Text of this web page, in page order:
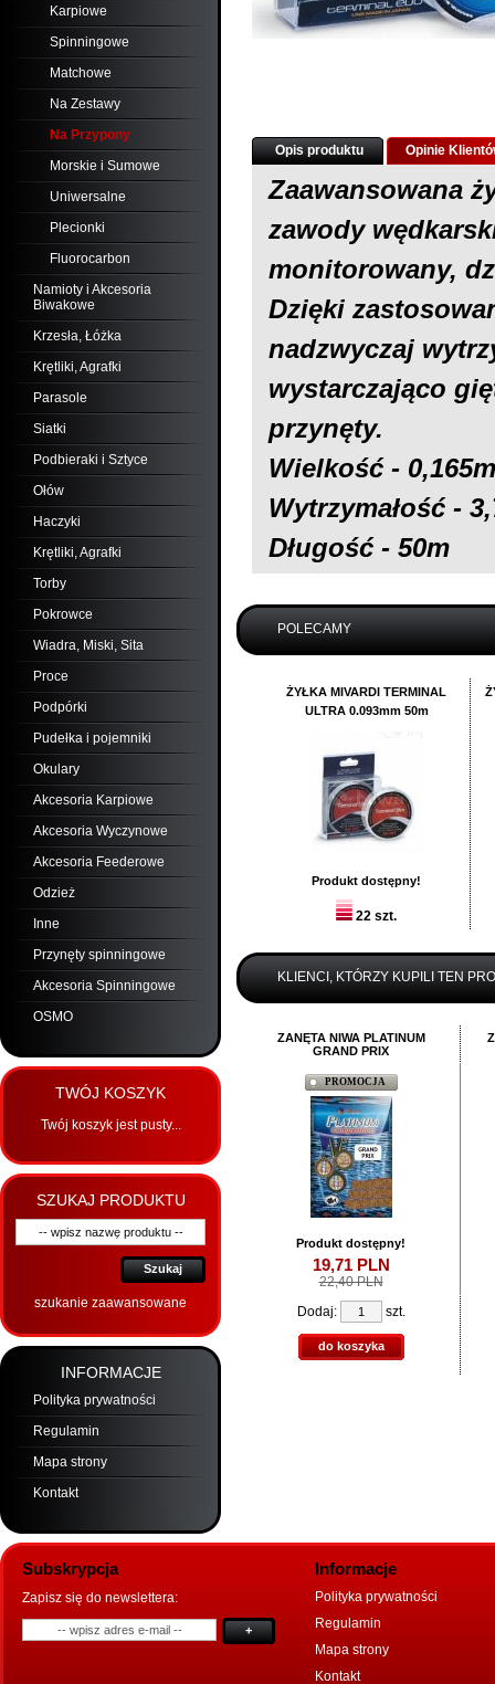
Karpiowe
Spinningowe
Matchowe
Na Zestawy
Na Przypony
Morskie i Sumowe
Uniwersalne
Plecionki
Fluorocarbon
Namioty i Akcesoria
Biwakowe
Krzesła, Łóżka
Krętliki, Agrafki
Parasole
Siatki
Podbieraki i Sztyce
Ołów
Haczyki
Krętliki, Agrafki
Torby
Pokrowce
Wiadra, Miski, Sita
Proce
Podpórki
Pudełka i pojemniki
Okulary
Akcesoria Karpiowe
Akcesoria Wyczynowe
Akcesoria Feederowe
Odzież
Inne
Przynęty spinningowe
Akcesoria Spinningowe
OSMO
TWÓJ KOSZYK
Twój koszyk jest pusty...
SZUKAJ PRODUKTU
Szukaj
szukanie zaawansowane
INFORMACJE
Polityka prywatności
Regulamin
Mapa strony
Kontakt
Opis produktu Opinie
Zaawansowana
zawody
monitorowany,
Dzięki
nadzwyczaj
wystarczająco
przynęty.
Wielkość -
Wytrzymałość -
Długość - 50m
POLECAMY
ŻYŁKA MIVARDI TERMINAL
ULTRA 0.093mm 50m
Produkt dostępny!
22 szt.
Dodaj: szt.
do koszyka
KLIENCI, KTÓRZY KUPILI TEN
ZANĘTA NIWA PLATINUM
GRAND PRIX
PROMOCJA
Produkt dostępny!
19,71PLN
22,40 PLN
Dodaj:
szt.
do koszyka
Informacje
Subskrypcja
Zapisz się do newslettera:
+
Polityka prywatności
Regulamin
Mapa strony
Kontakt